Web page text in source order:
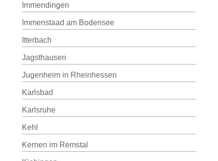
Immendingen
Immenstaad am Bodensee
Itterbach
Jagsthausen
Jugenheim in Rheinhessen
Karlsbad
Karlsruhe
Kehl
Kernen im Remstal